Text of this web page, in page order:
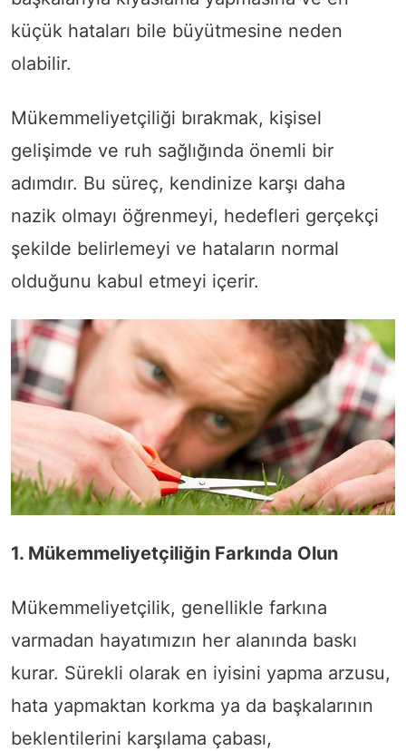
küçük hataları bile büyütmesine neden
olabilir.
Mükemmeliyetçiliği bırakmak, kişisel
gelişimde ve ruh sağlığında önemli bir
adımdır. Bu süreç, kendinize karşı daha
nazik olmayı öğrenmeyi, hedefleri gerçekçi
şekilde belirlemeyi ve hataların normal
olduğunu kabul etmeyi içerir.
1. Mükemmeliyetçiliğin Farkında Olun
Mükemmeliyetçilik, genellikle farkına
varmadan hayatımızın her alanında baskı
kurar. Sürekli olarak en iyisini yapma arzusu,
hata yapmaktan korkma ya da başkalarının
beklentilerini karşılama çabası,